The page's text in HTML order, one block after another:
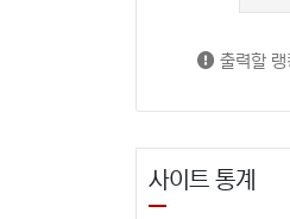
출력할
사이트 통계